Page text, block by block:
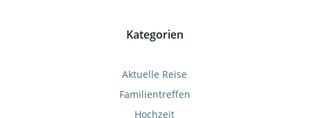
Kategorien
Aktuelle Reise
Familientreffen
Hochzeit